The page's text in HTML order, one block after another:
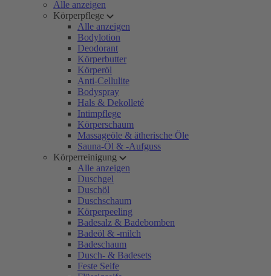
Alle anzeigen
Körperpflege
Alle anzeigen
Bodylotion
Deodorant
Körperbutter
Körperöl
Anti-Cellulite
Bodyspray
Hals & Dekolleté
Intimpflege
Körperschaum
Massageöle & ätherische Öle
Sauna-Öl & -Aufguss
Körperreinigung
Alle anzeigen
Duschgel
Duschöl
Duschschaum
Körperpeeling
Badesalz & Badebomben
Badeöl & -milch
Badeschaum
Dusch- & Badesets
Feste Seife